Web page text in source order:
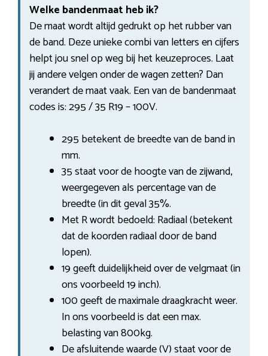
Welke bandenmaat heb ik?
De maat wordt altijd gedrukt op het rubber van
de band. Deze unieke combi van letters en cijfers
helpt jou snel op weg bij het keuzeproces. Laat
jij andere velgen onder de wagen zetten? Dan
verandert de maat vaak. Een van de bandenmaat
codes is: 295 / 35 R19 – 100V.
295 betekent de breedte van de band in
mm.
35 staat voor de hoogte van de zijwand,
weergegeven als percentage van de
breedte (in dit geval 35%.
Met R wordt bedoeld: Radiaal (betekent
dat de koorden radiaal door de band
lopen).
19 geeft duidelijkheid over de velgmaat (in
ons voorbeeld 19 inch).
100 geeft de maximale draagkracht weer.
In ons voorbeeld is dat een max.
belasting van 800kg.
De afsluitende waarde (V) staat voor de